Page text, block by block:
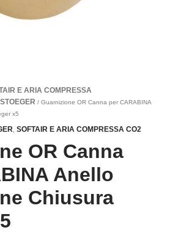
E ARIA COMPRESSA
/ Guarnizione OR Canna per CARABINA
x5
SOFTAIR E ARIA COMPRESSA CO2
OR Canna
Anello
Chiusura